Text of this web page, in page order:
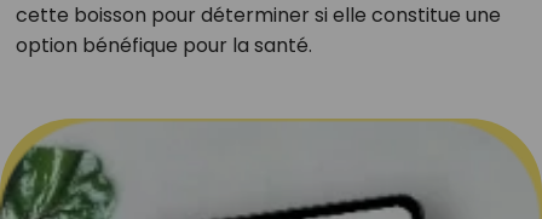
cette boisson pour déterminer si elle constitue une
option bénéfique pour la santé.